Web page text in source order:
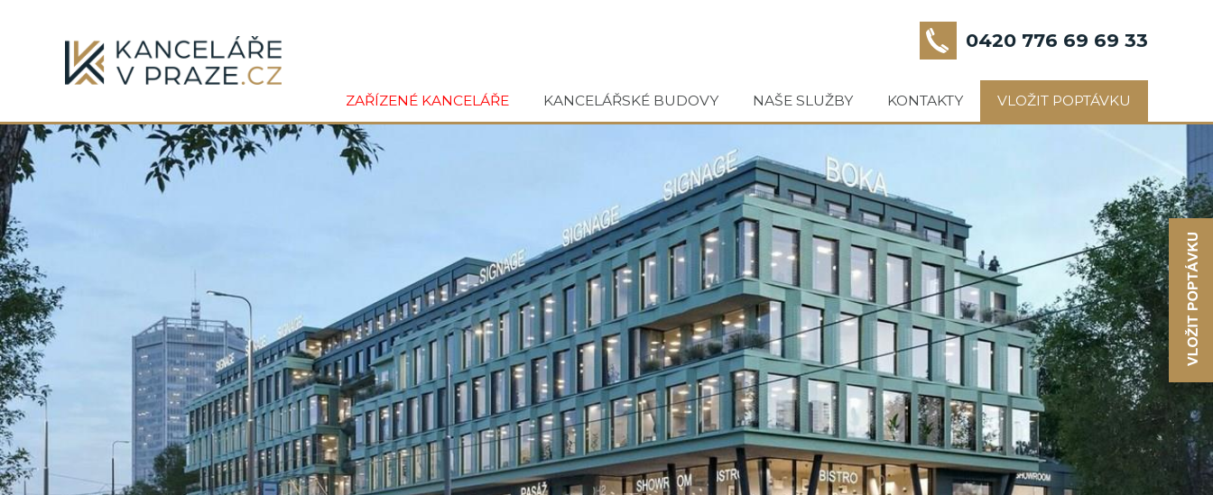
0420 776 69 69 33
ZAŘÍZENÉ KANCELÁŘE KANCELÁŘSKÉ BUDOVY NAŠE SLUŽBY KONTAKTY VLOŽIT POPTÁVKU